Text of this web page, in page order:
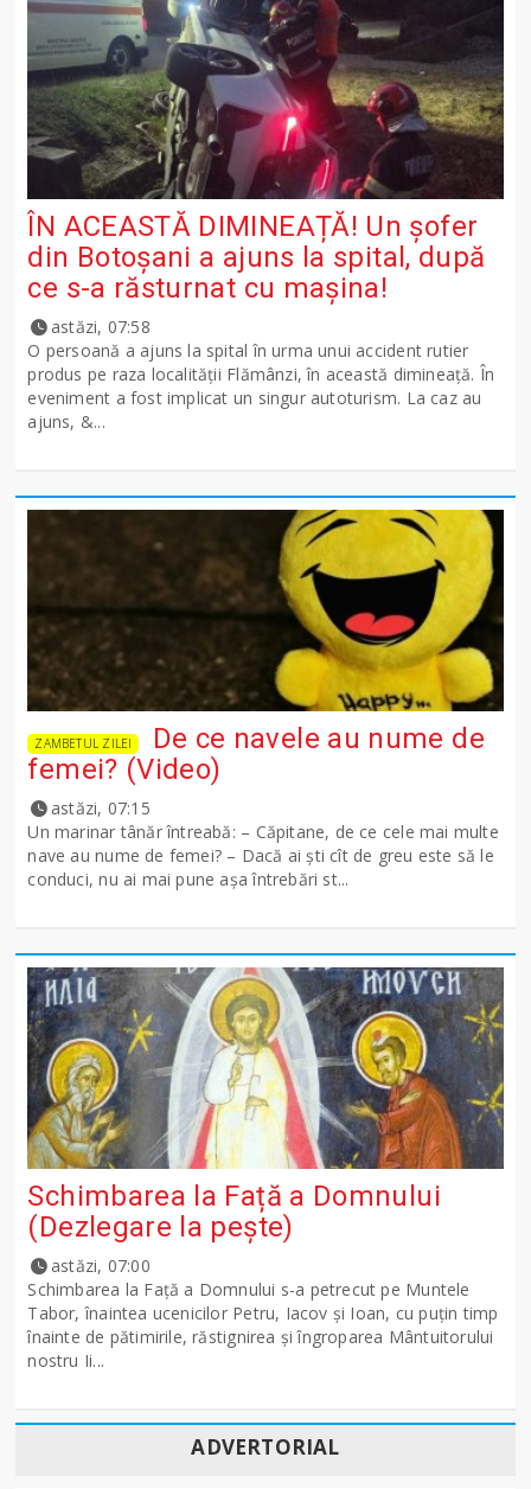
ÎN ACEASTĂ DIMINEAȚĂ! Un șofer
din Botoșani a ajuns la spital, după
ce s-a răsturnat cu mașina!
astăzi, 07:58
O persoană a ajuns la spital în urma unui accident rutier
produs pe raza localității Flămânzi, în această dimineață. În
eveniment a fost implicat un singur autoturism. La caz au
ajuns, &...
ZAMBETUL ZILEI
De ce navele au nume de
femei? (Video)
astăzi, 07:15
Un marinar tânăr întreabă: – Căpitane, de ce cele mai multe
nave au nume de femei? – Dacă ai şti cît de greu este să le
conduci, nu ai mai pune așa întrebări st...
Schimbarea la Față a Domnului
(Dezlegare la peşte)
astăzi, 07:00
Schimbarea la Față a Domnului s-a petrecut pe Muntele
Tabor, înaintea ucenicilor Petru, Iacov și Ioan, cu puțin timp
înainte de pătimirile, răstignirea și îngroparea Mântuitorului
nostru Ii...
ADVERTORIAL